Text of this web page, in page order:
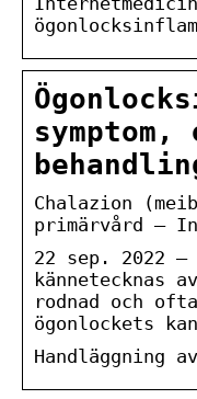
Chalazion
primärvård –
22 sep. 2022 —
kännetecknas
rodnad och
ögonlockets
Handläggning